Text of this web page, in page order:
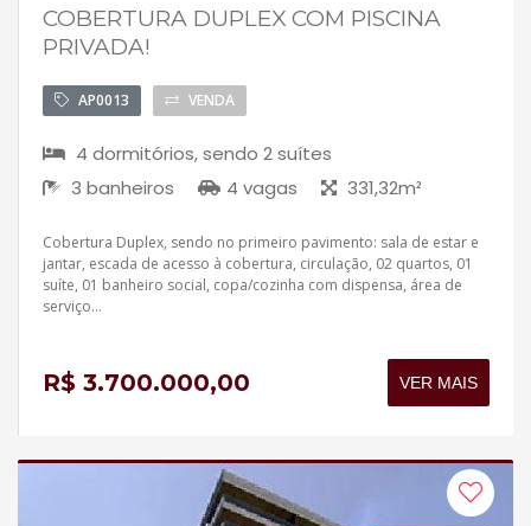
COBERTURA DUPLEX COM PISCINA
PRIVADA!
AP0013 VENDA
4 dormitórios, sendo 2 suítes
3 banheiros
4 vagas 331,32m²
Cobertura Duplex, sendo no primeiro pavimento: sala de estar e
jantar, escada de acesso à cobertura, circulação, 02 quartos, 01
suíte, 01 banheiro social, copa/cozinha com dispensa, área de
serviço...
R$ 3.700.000,00 VER MAIS